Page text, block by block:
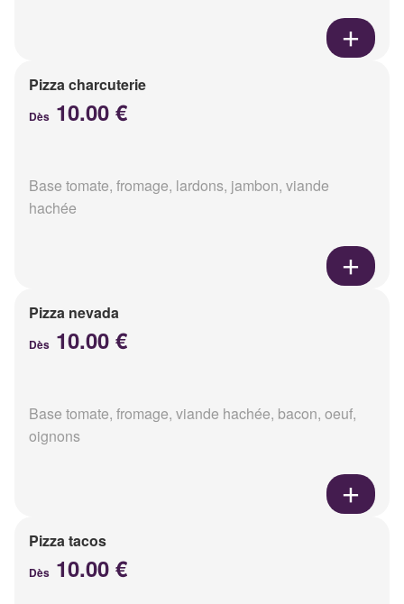
Pizza charcuterie
Dès 10.00 €
Base tomate, fromage, lardons, jambon, viande
hachée
Pizza nevada
Dès 10.00 €
Base tomate, fromage, viande hachée, bacon, oeuf,
oignons
Pizza tacos
Dès 10.00 €